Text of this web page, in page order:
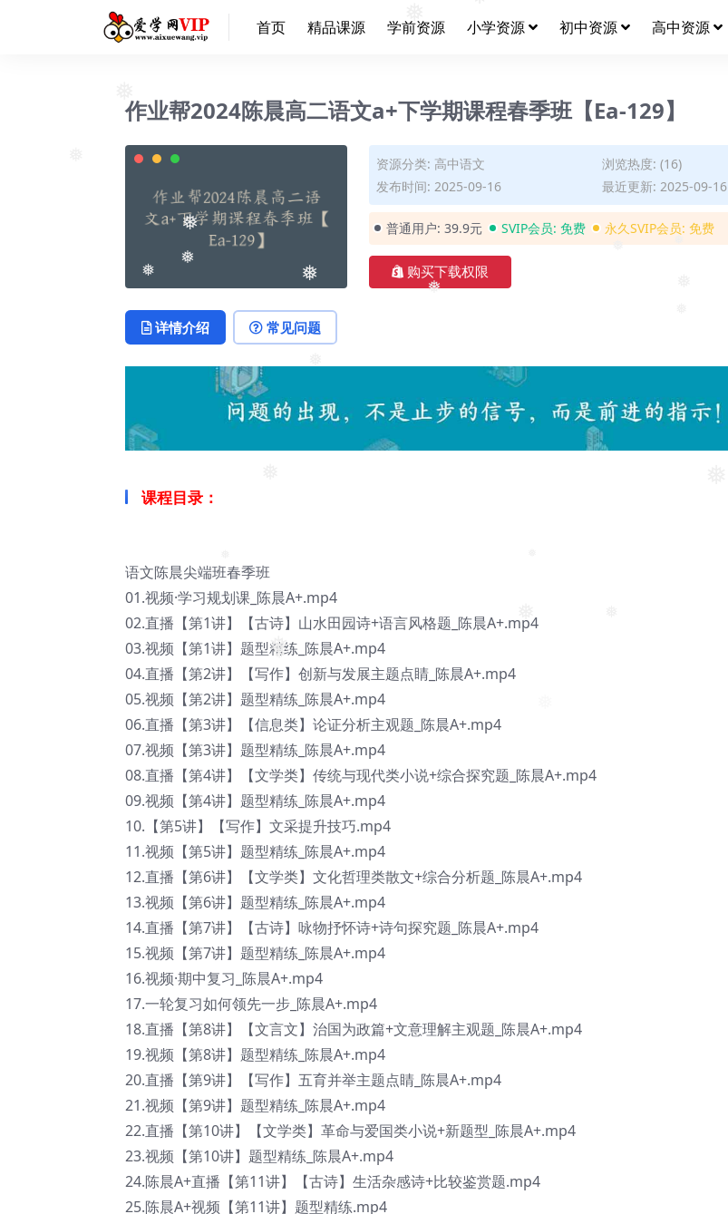
❅
❅
❅
❅
❅ ❅
❅
❅
首页 精品课源 学前资源 小学资源 初中资源 高中资源
作业帮2024陈晨高二语文a+下学期课程春季班【Ea-129】
资源分类: 高中语文
浏览热度: (16)
发布时间: 2025-09-16
最近更新: 2025-09-16
普通用户: 39.9元 SVIP会员: 免费 永久SVIP会员: 免费
购买下载权限
详情介绍 常见问题
课程目录：
语文陈晨尖端班春季班
01.视频·学习规划课_陈晨A+.mp4
02.直播【第1讲】【古诗】山水田园诗+语言风格题_陈晨A+.mp4
03.视频【第1讲】题型精练_陈晨A+.mp4
04.直播【第2讲】【写作】创新与发展主题点睛_陈晨A+.mp4
05.视频【第2讲】题型精练_陈晨A+.mp4
06.直播【第3讲】【信息类】论证分析主观题_陈晨A+.mp4
07.视频【第3讲】题型精练_陈晨A+.mp4
08.直播【第4讲】【文学类】传统与现代类小说+综合探究题_陈晨A+.mp4
09.视频【第4讲】题型精练_陈晨A+.mp4
10.【第5讲】【写作】文采提升技巧.mp4
11.视频【第5讲】题型精练_陈晨A+.mp4
12.直播【第6讲】【文学类】文化哲理类散文+综合分析题_陈晨A+.mp4
13.视频【第6讲】题型精练_陈晨A+.mp4
14.直播【第7讲】【古诗】咏物抒怀诗+诗句探究题_陈晨A+.mp4
15.视频【第7讲】题型精练_陈晨A+.mp4
16.视频·期中复习_陈晨A+.mp4
17.一轮复习如何领先一步_陈晨A+.mp4
18.直播【第8讲】【文言文】治国为政篇+文意理解主观题_陈晨A+.mp4
19.视频【第8讲】题型精练_陈晨A+.mp4
20.直播【第9讲】【写作】五育并举主题点睛_陈晨A+.mp4
21.视频【第9讲】题型精练_陈晨A+.mp4
22.直播【第10讲】【文学类】革命与爱国类小说+新题型_陈晨A+.mp4
23.视频【第10讲】题型精练_陈晨A+.mp4
24.陈晨A+直播【第11讲】【古诗】生活杂感诗+比较鉴赏题.mp4
25.陈晨A+视频【第11讲】题型精练.mp4